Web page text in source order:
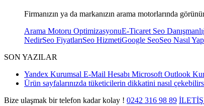
Firmanızın ya da markanızın arama motorlarında
Arama Motoru OptimizasyonuE-Ticaret Seo
NedirSeo FiyatlarıSeo HizmetiGoogle SeoSeo Nasıl
SON YAZILAR
Yandex Kurumsal E-Mail Hesabı Microsoft Outlook
Ürün sayfalarınızda tüketicilerin dikkatini nasıl
Bize ulaşmak bir telefon kadar kolay ! 0242 316 98 89